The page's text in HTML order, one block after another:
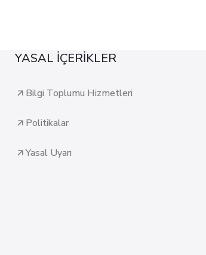
YASAL İÇERİKLER
Bilgi Toplumu Hizmetleri
Politikalar
Yasal Uyarı